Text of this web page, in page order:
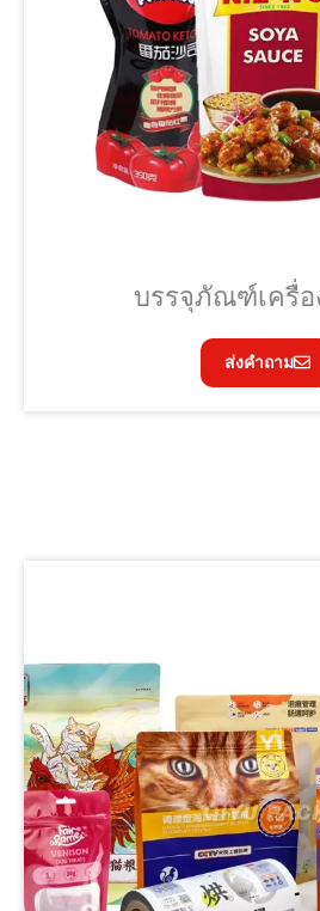
บรรจุภัณฑ์เครื่อ
ส่งคำถาม